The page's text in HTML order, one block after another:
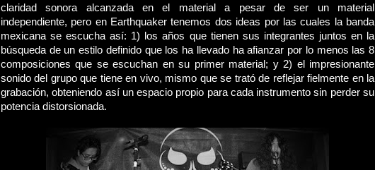
claridad sonora alcanzada en el material a pesar de ser un material
independiente, pero en Earthquaker tenemos dos ideas por las cuales la banda
mexicana se escucha así: 1) los años que tienen sus integrantes juntos en la
búsqueda de un estilo definido que los ha llevado ha afianzar por lo menos las 8
composiciones que se escuchan en su primer material; y 2) el impresionante
sonido del grupo que tiene en vivo, mismo que se trató de reflejar fielmente en la
grabación, obteniendo así un espacio propio para cada instrumento sin perder su
potencia distorsionada.